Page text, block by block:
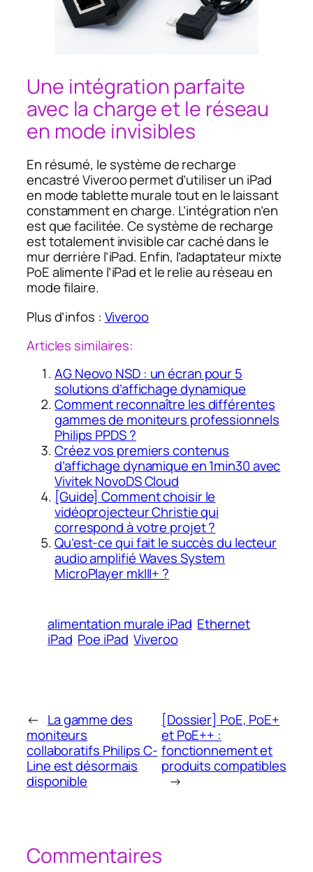
Une intégration parfaite
avec la charge et le réseau
en mode invisibles
En résumé, le système de recharge
encastré Viveroo permet d’utiliser un iPad
en mode tablette murale tout en le laissant
constamment en charge. L’intégration n’en
est que facilitée. Ce système de recharge
est totalement invisible car caché dans le
mur derrière l’iPad. Enfin, l’adaptateur mixte
PoE alimente l’iPad et le relie au réseau en
mode filaire.
Plus d’infos : Viveroo
Articles similaires:
AG Neovo NSD : un écran pour 5
solutions d’affichage dynamique
Comment reconnaître les différentes
gammes de moniteurs professionnels
Philips PPDS ?
Créez vos premiers contenus
d’affichage dynamique en 1min30 avec
Vivitek NovoDS Cloud
[Guide] Comment choisir le
vidéoprojecteur Christie qui
correspond à votre projet ?
Qu’est-ce qui fait le succès du lecteur
audio amplifié Waves System
MicroPlayer mkIII+ ?
alimentation murale iPad Ethernet
iPad Poe iPad Viveroo
← La gamme des
moniteurs
collaboratifs Philips C-
Line est désormais
disponible
[Dossier] PoE, PoE+
et PoE++ :
fonctionnement et
produits compatibles
→
Commentaires